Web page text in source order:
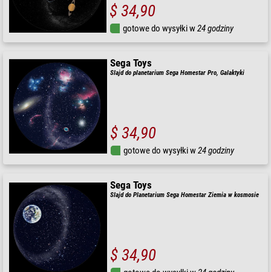
$ 34,90
gotowe do wysyłki w24 godziny
Sega Toys
Slajd do planetarium Sega Homestar Pro, Galaktyki
$ 34,90
gotowe do wysyłki w24 godziny
Sega Toys
Slajd do Planetarium Sega Homestar Ziemia w kosmosie
$ 34,90